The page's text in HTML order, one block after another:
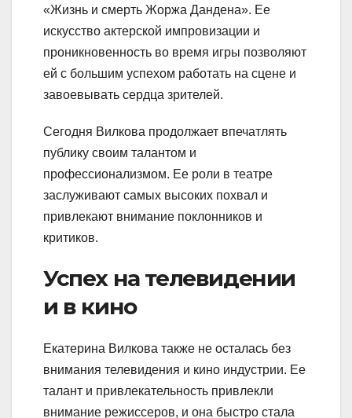
«Жизнь и смерть Жоржа Дандена». Ее
искусство актерской импровизации и
проникновенность во время игры позволяют
ей с большим успехом работать на сцене и
завоевывать сердца зрителей.
Сегодня Вилкова продолжает впечатлять
публику своим талантом и
профессионализмом. Ее роли в театре
заслуживают самых высоких похвал и
привлекают внимание поклонников и
критиков.
Успех на телевидении
и в кино
Екатерина Вилкова также не осталась без
внимания телевидения и кино индустрии. Ее
талант и привлекательность привлекли
внимание режиссеров, и она быстро стала